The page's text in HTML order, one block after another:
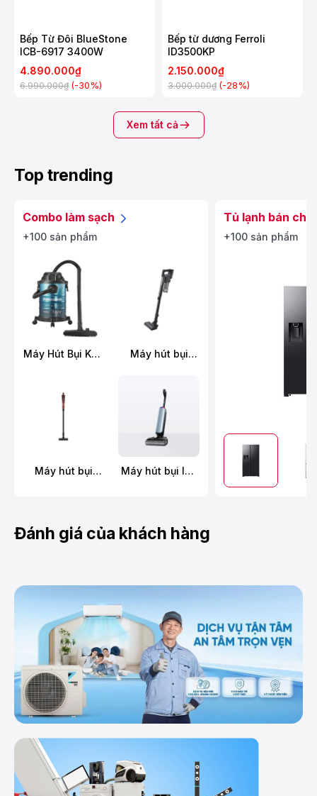
Bếp Từ Đôi BlueStone
ICB-6917 3400W
4.890.000₫
6.990.000₫ (-30%)
Bếp từ dương Ferroli
ID3500KP
2.150.000₫
3.000.000₫ (-28%)
Xem tất cả
Top trending
Combo làm sạch
+100 sản phẩm
Máy Hút Bụi Khô
YW603AN49
Máy hút bụi
SBR70K946
Máy hút bụi
Máy hút bụi lau
Prime
Tủ lạnh bán
+100 sản phẩm
Đánh giá của khách hàng